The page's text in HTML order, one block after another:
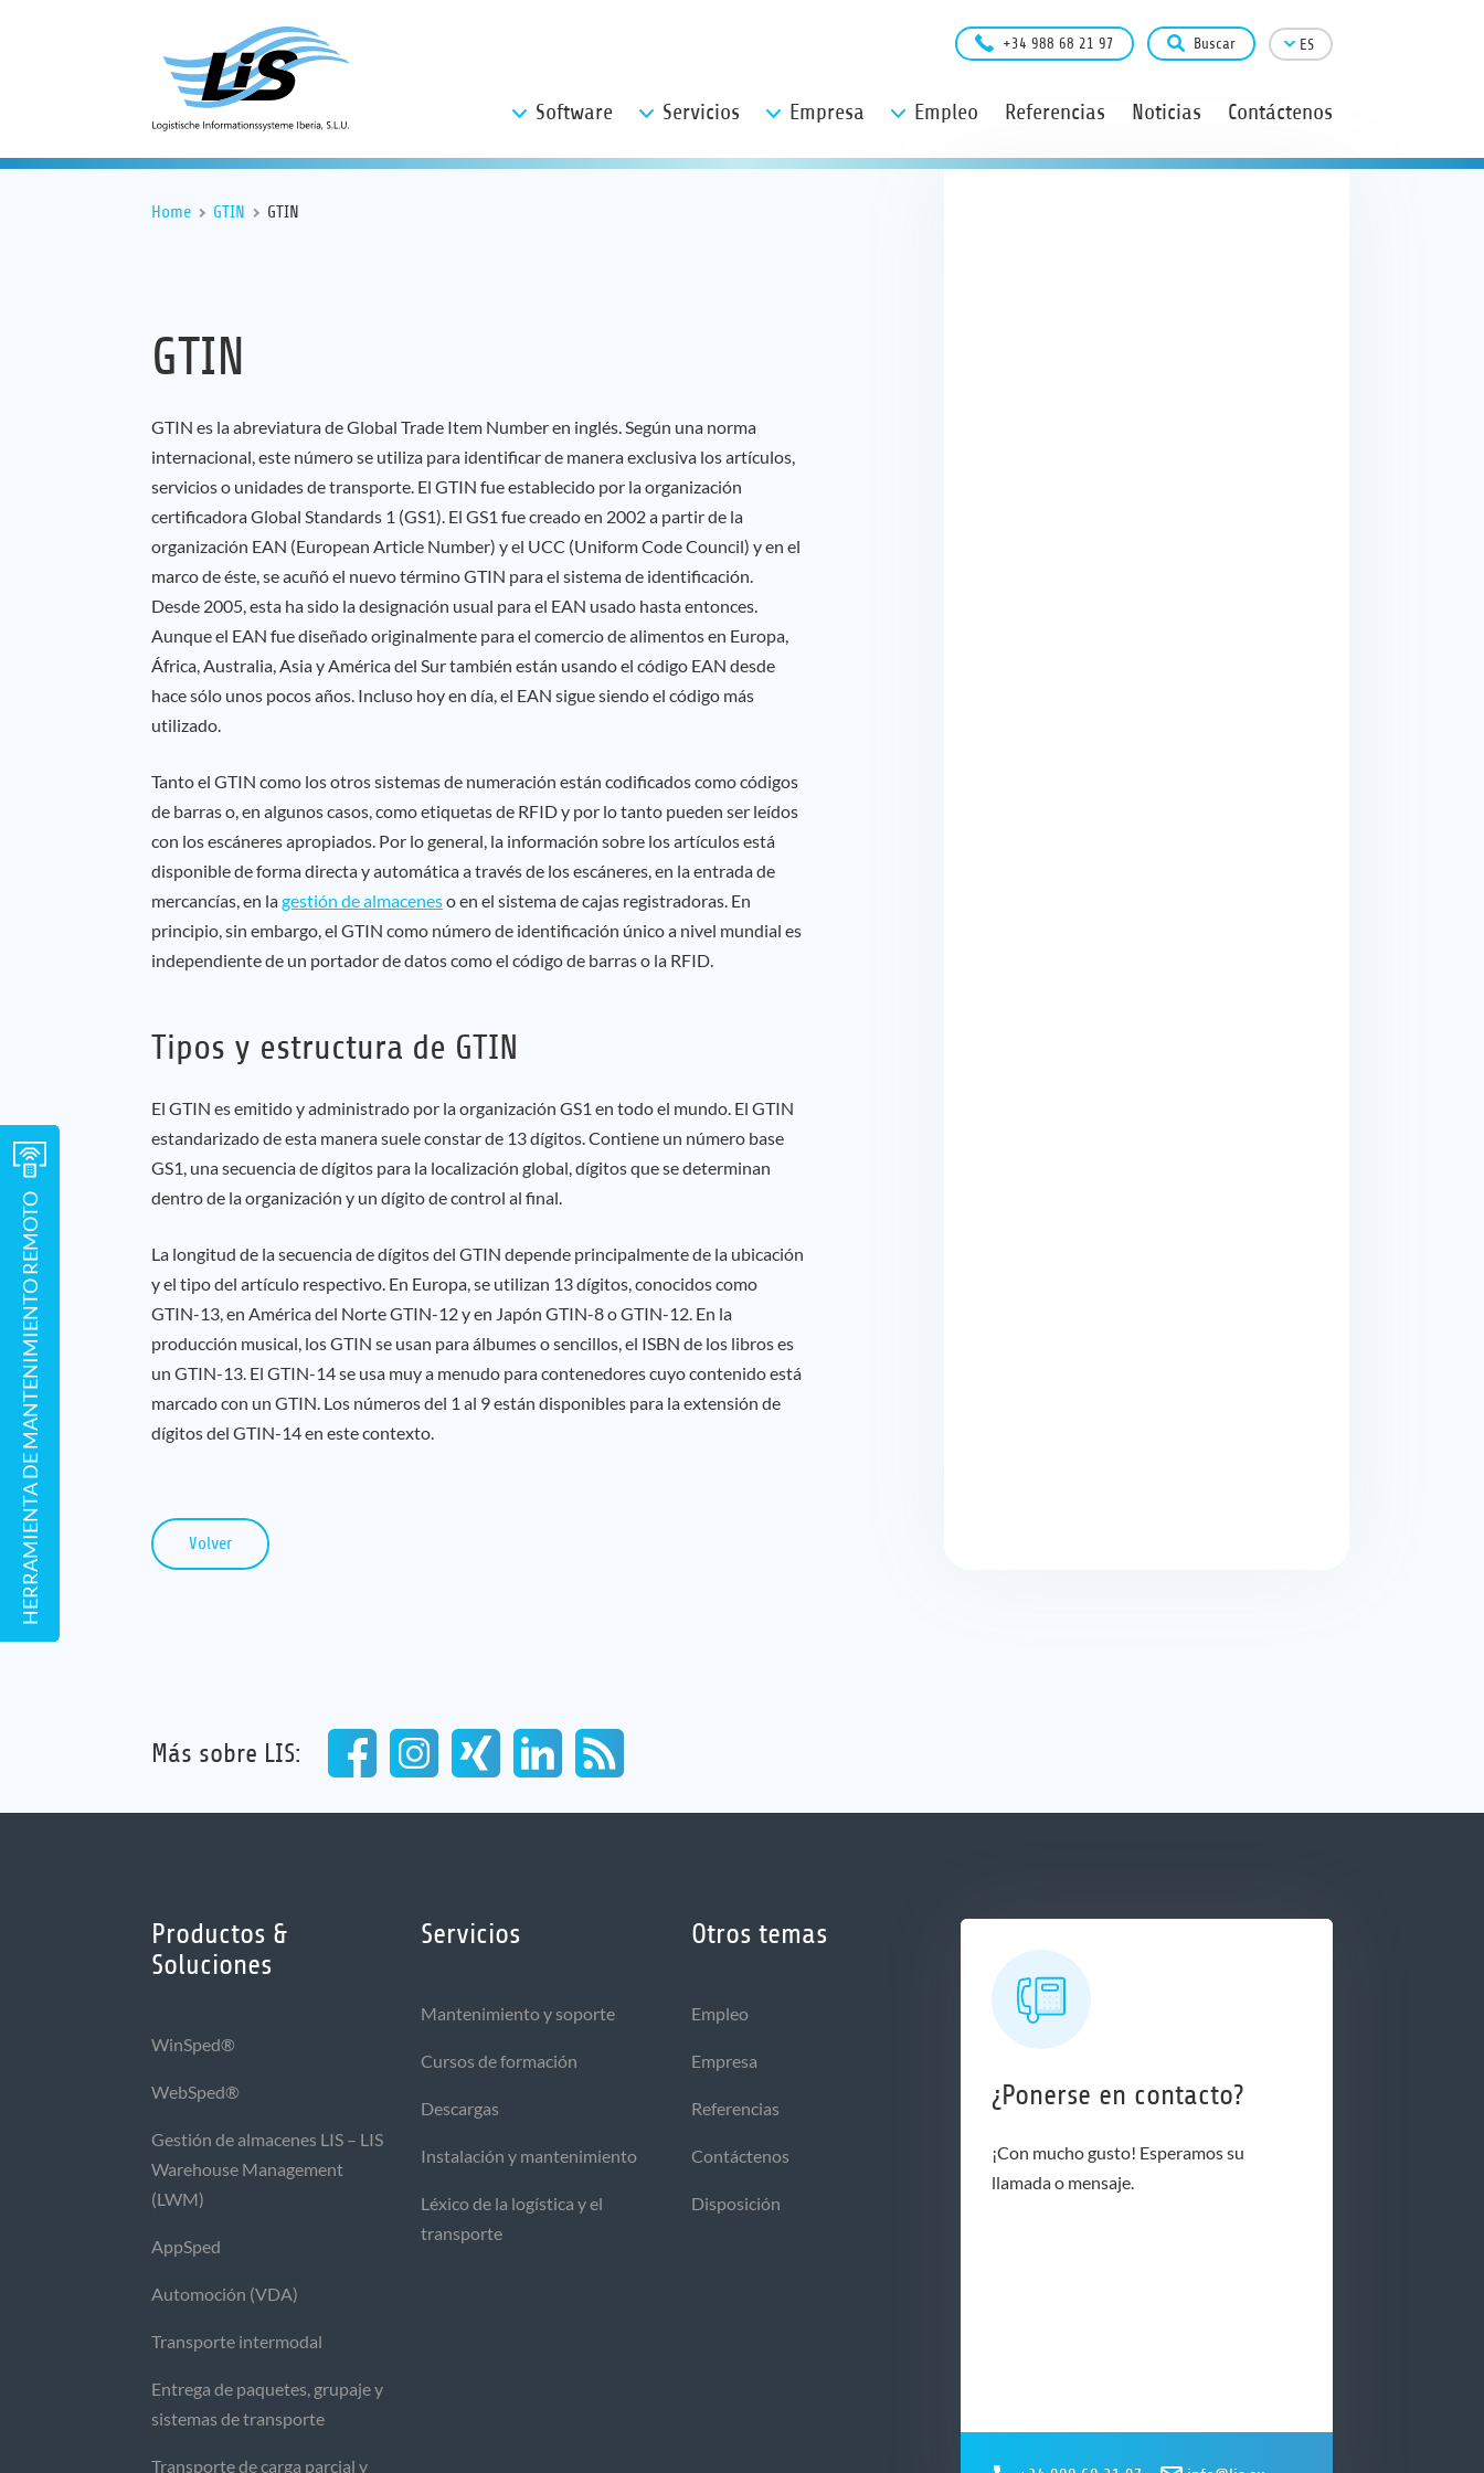
Software Servicios Empresa Empleo Referencias Noticias Contáctenos
+34 988 68 21 97 Buscar ES
Home GTIN GTIN
GTIN
GTIN es la abreviatura de Global Trade Item Number en inglés. Según una norma
internacional, este número se utiliza para identificar de manera exclusiva los artículos,
servicios o unidades de transporte. El GTIN fue establecido por la organización
certificadora Global Standards 1 (GS1). El GS1 fue creado en 2002 a partir de la
organización EAN (European Article Number) y el UCC (Uniform Code Council) y en el
marco de éste, se acuñó el nuevo término GTIN para el sistema de identificación.
Desde 2005, esta ha sido la designación usual para el EAN usado hasta entonces.
Aunque el EAN fue diseñado originalmente para el comercio de alimentos en Europa,
África, Australia, Asia y América del Sur también están usando el código EAN desde
hace sólo unos pocos años. Incluso hoy en día, el EAN sigue siendo el código más
utilizado.
Tanto el GTIN como los otros sistemas de numeración están codificados como códigos
de barras o, en algunos casos, como etiquetas de RFID y por lo tanto pueden ser leídos
con los escáneres apropiados. Por lo general, la información sobre los artículos está
disponible de forma directa y automática a través de los escáneres, en la entrada de
mercancías, en lagestión de almaceneso en el sistema de cajas registradoras. En
principio, sin embargo, el GTIN como número de identificación único a nivel mundial es
independiente de un portador de datos como el código de barras o la RFID.
Tipos y estructura de GTIN
El GTIN es emitido y administrado por la organización GS1 en todo el mundo. El GTIN
estandarizado de esta manera suele constar de 13 dígitos. Contiene un número base
GS1, una secuencia de dígitos para la localización global, dígitos que se determinan
dentro de la organización y un dígito de control al final.
La longitud de la secuencia de dígitos del GTIN depende principalmente de la ubicación
y el tipo del artículo respectivo. En Europa, se utilizan 13 dígitos, conocidos como
GTIN-13, en América del Norte GTIN-12 y en Japón GTIN-8 o GTIN-12. En la
producción musical, los GTIN se usan para álbumes o sencillos, el ISBN de los libros es
un GTIN-13. El GTIN-14 se usa muy a menudo para contenedores cuyo contenido está
marcado con un GTIN. Los números del 1 al 9 están disponibles para la extensión de
dígitos del GTIN-14 en este contexto.
Volver
Más sobre LIS:
Productos &
Soluciones
WinSped®
WebSped®
Gestión de almacenes LIS – LIS
Warehouse Management
(LWM)
AppSped
Automoción (VDA)
Transporte intermodal
Entrega de paquetes, grupaje y
sistemas de transporte
Transporte de carga parcial y
Servicios
Mantenimiento y soporte
Cursos de formación
Descargas
Instalación y mantenimiento
Léxico de la logística y el
transporte
Otros temas
Empleo
Empresa
Referencias
Contáctenos
Disposición
¿Ponerse en contacto?
¡Con mucho gusto! Esperamos su
llamada o mensaje.
HERRAMIENTA DE MANTENIMIENTO REMOTO